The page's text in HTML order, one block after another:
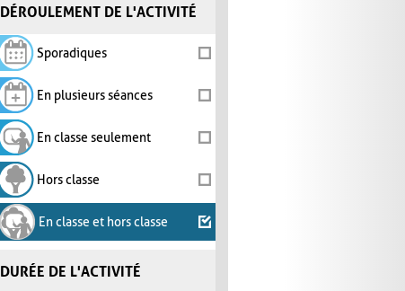
DÉROULEMENT DE L'ACTIVITÉ
Sporadiques
En plusieurs séances
En classe seulement
Hors classe
En classe et hors classe
DURÉE DE L'ACTIVITÉ